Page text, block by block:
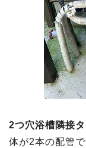
2つ穴浴槽隣接
体が2本の配管